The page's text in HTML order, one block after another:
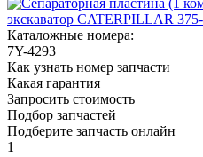
Каталожные номера:
7Y-4293
Как узнать номер запчасти
Какая гарантия
Запросить стоимость
Подбор запчастей
Подберите запчасть онлайн
1